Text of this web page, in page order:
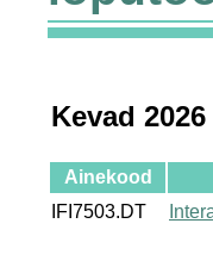
Kevad 2026
Ainekood
IFI7503.DT